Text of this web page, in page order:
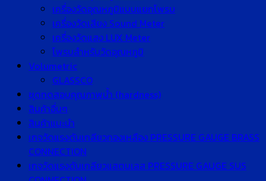
เครื่องวัดอุณหภูมิแบบแยกโพรบ
เครื่องวัดเสียง Sound Meter
เครื่องวัดแสง LUX Meter
โพรบสำหรับวัดอุณหภูมิ
Volumetric
GLASSCO
ชุดทดสอบคุณภาพน้ำ (hardness)
สินค้าอื่นๆ
สินค้าแนะนำ
เกจวัดแรงดันเกลียวทองเหลือง PRESSURE GAUGE BRASS
CONNECTION
เกจวัดแรงดันเกลียวแสตนเลส PRESSURE GAUGE SUS